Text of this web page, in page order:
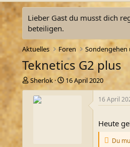
Lieber Gast du musst dich
beteiligen.
Aktuelles Foren Sondengehen
Teknetics G2 plus
E
r
Sherlok
E
r
16 April 2020
16 April
Heute
Du